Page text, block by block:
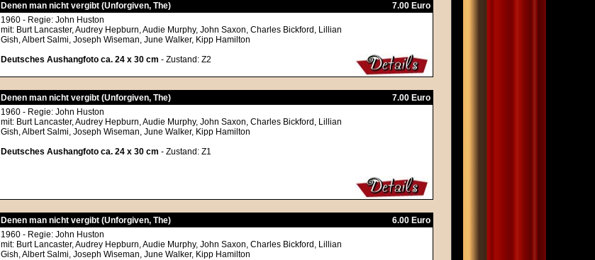
Denen man nicht vergibt (Unforgiven, The)
7.00 Euro
1960 - Regie: John Huston
mit: Burt Lancaster, Audrey Hepburn, Audie Murphy, John Saxon, Charles Bickford, Lillian
Gish, Albert Salmi, Joseph Wiseman, June Walker, Kipp Hamilton
Deutsches Aushangfoto ca. 24 x 30 cm - Zustand: Z2
Denen man nicht vergibt (Unforgiven, The)
7.00 Euro
1960 - Regie: John Huston
mit: Burt Lancaster, Audrey Hepburn, Audie Murphy, John Saxon, Charles Bickford, Lillian
Gish, Albert Salmi, Joseph Wiseman, June Walker, Kipp Hamilton
Deutsches Aushangfoto ca. 24 x 30 cm - Zustand: Z1
Denen man nicht vergibt (Unforgiven, The)
6.00 Euro
1960 - Regie: John Huston
mit: Burt Lancaster, Audrey Hepburn, Audie Murphy, John Saxon, Charles Bickford, Lillian
Gish, Albert Salmi, Joseph Wiseman, June Walker, Kipp Hamilton